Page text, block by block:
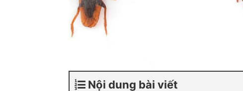
Nội dung bài viết